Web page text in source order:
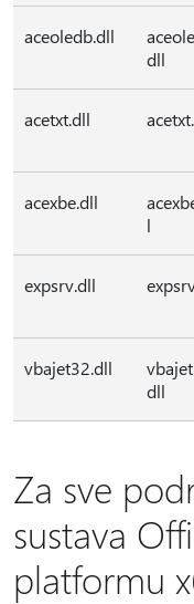
aceoledb.dll
dll
acetxt.dll
acexbe.dll
l
expsrv.dll
vbajet32.dll
dll
Za sve
sustava
platformu